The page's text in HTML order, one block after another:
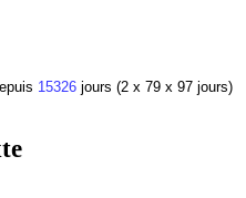
15326jours (2 x 79 x 97 jours)